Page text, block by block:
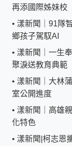
再添國際姊妹校
• 漾新聞｜91隊
鄉孩子駕馭AI
• 漾新聞｜一生
聚淚送教育典範
• 漾新聞｜大林
室公開進度
• 漾新聞｜高雄
化特色
• 漾新聞|柯志恩